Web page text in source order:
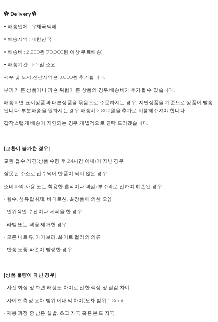
✿ Delivery ✿
• 배송업체 : 우체국택배
• 배송지역 : 대한민국
• 배송비 : 2,800원(70,000원 이상 무료배송)
• 배송기간 : 2-5일 소요
제주 및 도서,산간지역은 3,000원 추가됩니다.
부피가 큰 상품이나 파손 위험이 큰 상품의 경우 배송비가 추가될 수 있습니다.
배송지연 표시상품과 다른상품을 묶음으로 주문하시는 경우, 지연상품을 기준으로 상품이 발송
됩니다. 부분배송을 원하시는 경우 배송비 2,800원을 추가로 지불해주셔야 합니다.
갑작스럽게 배송이 지연되는 경우 개별적으로 연락 드리겠습니다.
|교환이 불가한 경우|
교환 접수 기간(상품 수령 후 24시간 이내)이 지난 경우
잘못된 주소로 접수되어 반품이 되지 않은 경우
소비자의 사용 또는 착용한 흔적이나 과실/부주의로 인하여 훼손된 경우
- 향수, 섬유탈취제, 바디로션, 화장품에 의한 오염
- 인위적인 수선이나 세탁을 한 경우
- 라벨 또는 택을 제거한 경우
- 모든 니트류, 아이보리, 화이트 컬러의 의류
- 반송 도중 파손이 발생한 경우
|상품 불량이 아닌 경우|
- 사진 화질 및 화면 해상도 차이로 인한 색상 및 질감 차이
- 사이즈 측정 오차 범위 이내의 차이(오차 범위 1-3cm)
- 재봉 과정 중 남은 실밥, 초크 자국 혹은 본드 자국